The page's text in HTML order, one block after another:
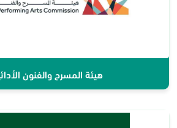
هيئة المسرح والفنون